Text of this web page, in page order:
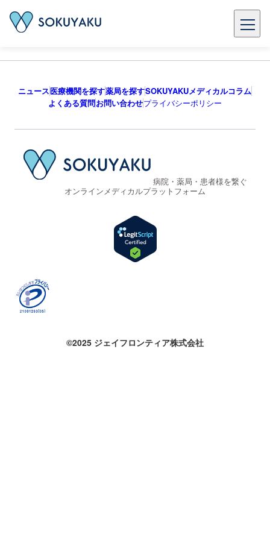
ニュース医療機関を探す薬局を探すSOKUYAKUメディカルコラム
よくある質問お問い合わせプライバシーポリシー
病院・薬局・患者様を繋ぐ
オンラインメディカルプラットフォーム
©2025 ジェイフロンティア株式会社